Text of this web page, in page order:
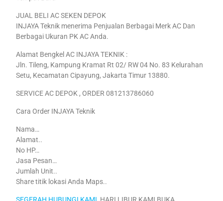
JUAL BELI AC SEKEN DEPOK
INJAYA Teknik menerima Penjualan Berbagai Merk AC Dan
Berbagai Ukuran PK AC Anda.
Alamat Bengkel AC INJAYA TEKNIK :
Jln. Tileng, Kampung Kramat Rt 02/ RW 04 No. 83 Kelurahan
Setu, Kecamatan Cipayung, Jakarta Timur 13880.
SERVICE AC DEPOK , ORDER 081213786060
Cara Order INJAYA Teknik
Nama…
Alamat..
No HP…
Jasa Pesan…
Jumlah Unit..
Share titik lokasi Anda Maps..